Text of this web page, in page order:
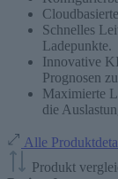
Schnelles
Ladepunkte.
Innovative
Prognosen
Maximierte
die
Alle
Produkt